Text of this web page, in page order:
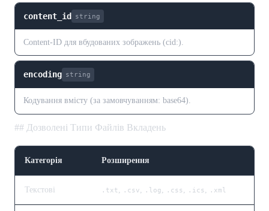
content_id string
Content-ID для вбудованих зображень (cid:).
encoding string
Кодування вмісту (за замовчуванням: base64).
## Дозволені Типи Файлів Вкладень
Категорія Розширення
Текстові .txt .csv .log .css .ics .xml